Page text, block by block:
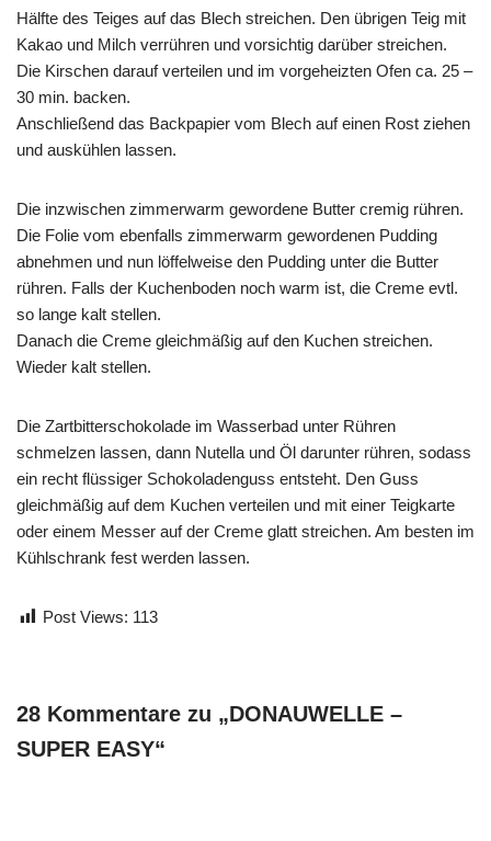
Hälfte des Teiges auf das Blech streichen. Den übrigen Teig mit
Kakao und Milch verrühren und vorsichtig darüber streichen.
Die Kirschen darauf verteilen und im vorgeheizten Ofen ca. 25 –
30 min. backen.
Anschließend das Backpapier vom Blech auf einen Rost ziehen
und auskühlen lassen.
Die inzwischen zimmerwarm gewordene Butter cremig rühren.
Die Folie vom ebenfalls zimmerwarm gewordenen Pudding
abnehmen und nun löffelweise den Pudding unter die Butter
rühren. Falls der Kuchenboden noch warm ist, die Creme evtl.
so lange kalt stellen.
Danach die Creme gleichmäßig auf den Kuchen streichen.
Wieder kalt stellen.
Die Zartbitterschokolade im Wasserbad unter Rühren
schmelzen lassen, dann Nutella und Öl darunter rühren, sodass
ein recht flüssiger Schokoladenguss entsteht. Den Guss
gleichmäßig auf dem Kuchen verteilen und mit einer Teigkarte
oder einem Messer auf der Creme glatt streichen. Am besten im
Kühlschrank fest werden lassen.
Post Views: 113
28 Kommentare zu „DONAUWELLE –
SUPER EASY“